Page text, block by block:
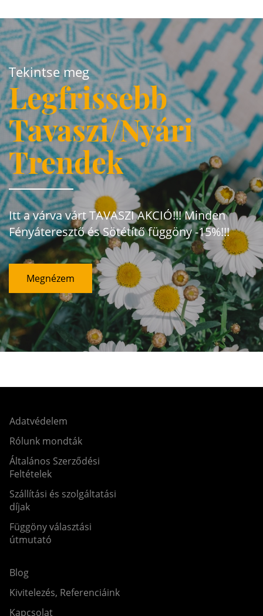
Tekintse meg
Legfrissebb
Tavaszi/Nyári
Trendek
Itt a várva várt TAVASZI AKCIÓ!!! Minden
Fényáteresztő és Sötétítő függöny -15%!!!
Megnézem
Adatvédelem
Rólunk mondták
Általános Szerződési
Feltételek
Szállítási és szolgáltatási
díjak
Függöny választási
útmutató
Blog
Kivitelezés, Referenciáink
Kapcsolat